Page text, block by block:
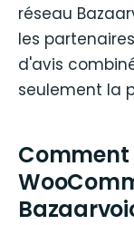
réseau
les
d'avis
seulement la